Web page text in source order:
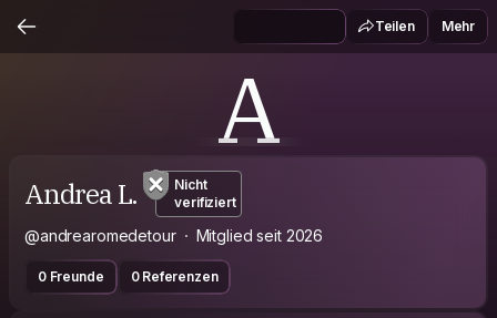
Teilen Mehr
A
Andrea L.
Nicht
verifiziert
@andrearomedetour Mitglied seit 2026
0 Freunde 0 Referenzen